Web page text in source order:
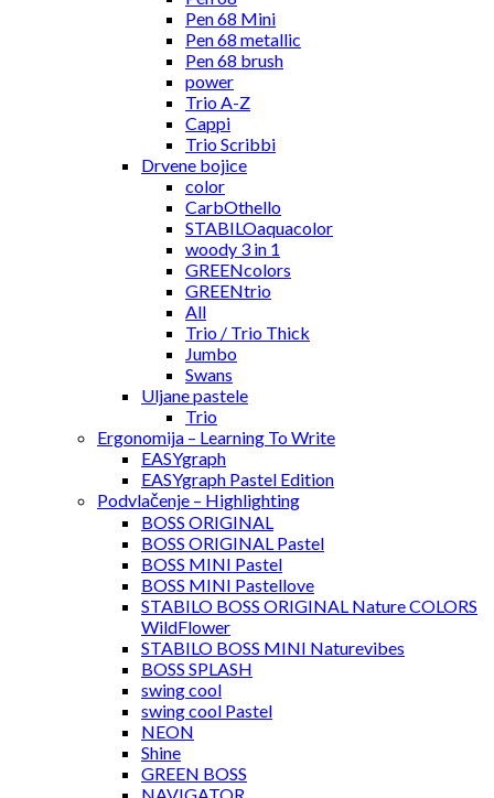
Pen 68 Mini
Pen 68 metallic
Pen 68 brush
power
Trio A-Z
Cappi
Trio Scribbi
Drvene bojice
color
CarbOthello
STABILOaquacolor
woody 3 in 1
GREENcolors
GREENtrio
All
Trio / Trio Thick
Jumbo
Swans
Uljane pastele
Trio
Ergonomija – Learning To Write
EASYgraph
EASYgraph Pastel Edition
Podvlačenje – Highlighting
BOSS ORIGINAL
BOSS ORIGINAL Pastel
BOSS MINI Pastel
BOSS MINI Pastellove
STABILO BOSS ORIGINAL Nature COLORS
WildFlower
STABILO BOSS MINI Naturevibes
BOSS SPLASH
swing cool
swing cool Pastel
NEON
Shine
GREEN BOSS
NAVIGATOR